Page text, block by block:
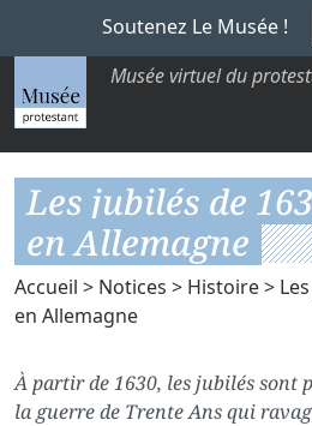
Soutenez Le Musée !
Musée virtuel du
Les jubilés de
en Allemagne
Accueil > Notices > Histoire>
en Allemagne
À partir de 1630, les jubilés sont
la guerre de Trente Ans qui